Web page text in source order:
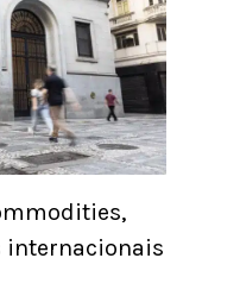
internacionais